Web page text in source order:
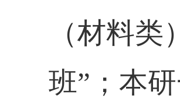
（材料类）
班”；本